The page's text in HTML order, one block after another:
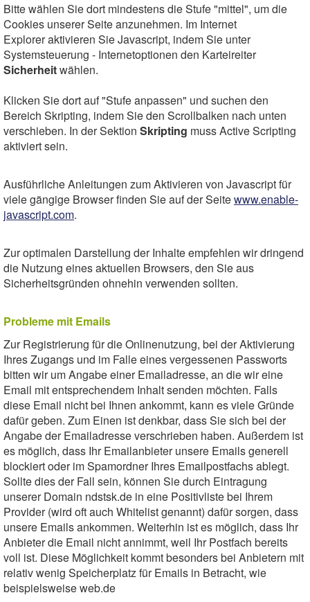
Bitte wählen Sie dort mindestens die Stufe "mittel", um die
Cookies unserer Seite anzunehmen. Im Internet
Explorer aktivieren Sie Javascript, indem Sie unter
Systemsteuerung - Internetoptionen den Karteireiter
Sicherheitwählen.
Klicken Sie dort auf "Stufe anpassen" und suchen den
Bereich Skripting, indem Sie den Scrollbalken nach unten
verschieben. In der Sektion Skripting muss Active Scripting
aktiviert sein.
Ausführliche Anleitungen zum Aktivieren von Javascript für
viele gängige Browser finden Sie auf der Seitewww.enable-
javascript.com.
Zur optimalen Darstellung der Inhalte empfehlen wir dringend
die Nutzung eines aktuellen Browsers, den Sie aus
Sicherheitsgründen ohnehin verwenden sollten.
Probleme mit Emails
Zur Registrierung für die Onlinenutzung, bei der Aktivierung
Ihres Zugangs und im Falle eines vergessenen Passworts
bitten wir um Angabe einer Emailadresse, an die wir eine
Email mit entsprechendem Inhalt senden möchten. Falls
diese Email nicht bei Ihnen ankommt, kann es viele Gründe
dafür geben. Zum Einen ist denkbar, dass Sie sich bei der
Angabe der Emailadresse verschrieben haben. Außerdem ist
es möglich, dass Ihr Emailanbieter unsere Emails generell
blockiert oder im Spamordner Ihres Emailpostfachs ablegt.
Sollte dies der Fall sein, können Sie durch Eintragung
unserer Domain ndstsk.de in eine Positivliste bei Ihrem
Provider (wird oft auch Whitelist genannt) dafür sorgen, dass
unsere Emails ankommen. Weiterhin ist es möglich, dass Ihr
Anbieter die Email nicht annimmt, weil Ihr Postfach bereits
voll ist. Diese Möglichkeit kommt besonders bei Anbietern mit
relativ wenig Speicherplatz für Emails in Betracht, wie
beispielsweise web.de